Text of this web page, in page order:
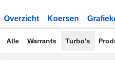
Overzicht Koersen
Alle Warrants Turbo's